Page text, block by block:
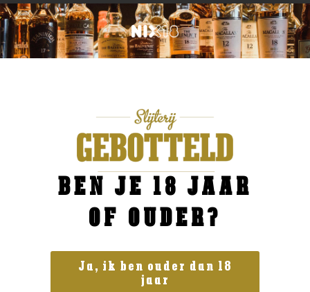
BEN JE 18 JAAR
OF OUDER?
Ja, ik ben ouder dan 18
jaar